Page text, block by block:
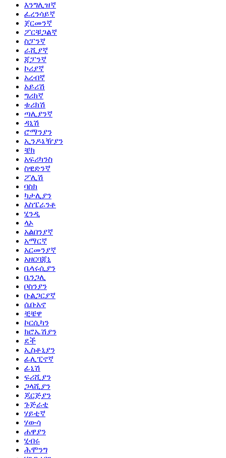
እንግሊዝኛ
ፈረንሳይኛ
ጀርመንኛ
ፖርቹጋልኛ
ስፓንኛ
ራሺያኛ
ጃፓንኛ
ኮሪያኛ
አረብኛ
አይሪሽ
ግሪክኛ
ቱሪክሽ
ጣሊያንኛ
ዳኒሽ
ሮማንያን
ኢንዶኔዥያን
ቼክ
አፍሪካንስ
ስዊድንኛ
ፖሊሽ
ባስክ
ካታሊያን
እስፔራንቶ
ሂንዲ
ላኦ
አልበንያኛ
አማርኛ
አርመንያኛ
አዘርባጃኒ
ቤላሩሲያን
ቤንጋሊ
ቦስንያን
ቡልጋርያኛ
ሴቡአኖ
ቺቼዋ
ኮርሲካን
ክሮኤሽያን
ደች
ኢስቶኒያን
ፊሊፒኖኛ
ፊኒሽ
ፍሪሺያን
ጋላሺያን
ጆርጅያን
ጉጅራቲ
ሃይቲኛ
ሃውሳ
ሐዋያን
ሂብሩ
ሕሞንግ